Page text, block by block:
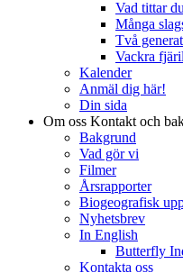
Vad tittar
Många
Två
Vackra
Kalender
Anmäl dig här!
Din sida
Om oss Kontakt och
Bakgrund
Vad gör vi
Filmer
Årsrapporter
Biogeografisk
Nyhetsbrev
In English
Butterfly
Kontakta oss